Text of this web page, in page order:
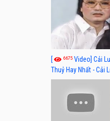
[ 6675 Video] Cải
Thuỷ Hay Nhất - Cải
Hủ